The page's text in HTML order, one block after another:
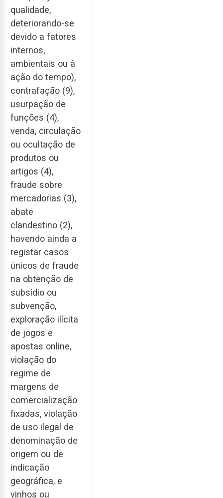
qualidade,
deteriorando-se
devido a fatores
internos,
ambientais ou à
ação do tempo),
contrafação (9),
usurpação de
funções (4),
venda, circulação
ou ocultação de
produtos ou
artigos (4),
fraude sobre
mercadorias (3),
abate
clandestino (2),
havendo ainda a
registar casos
únicos de fraude
na obtenção de
subsídio ou
subvenção,
exploração ilícita
de jogos e
apostas online,
violação do
regime de
margens de
comercialização
fixadas, violação
de uso ilegal de
denominação de
origem ou de
indicação
geográfica, e
vinhos ou